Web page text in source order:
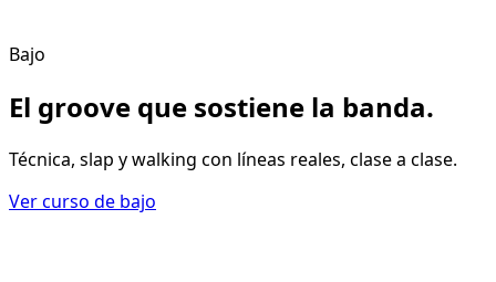
Bajo
El groove que sostiene la banda.
Técnica, slap y walking con líneas reales, clase a clase.
Ver curso de bajo